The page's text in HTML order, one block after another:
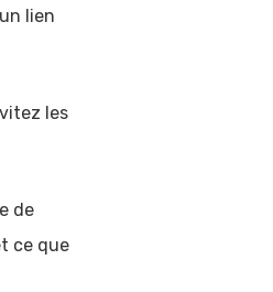
lien
les
de
ce que